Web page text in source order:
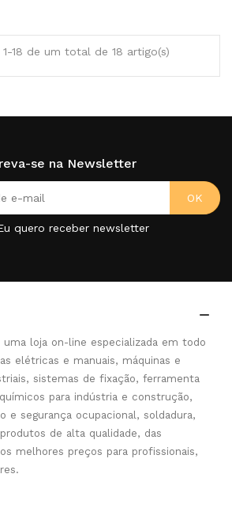
18 de um total de 18 artigo(s)
se na Newsletter
quero receber newsletter

loja on-line especializada em todo
elétricas e manuais, máquinas e
sistemas de fixação, ferramenta
para indústria e construção,
e segurança ocupacional, soldadura,
de alta qualidade, das
melhores preços para profissionais,